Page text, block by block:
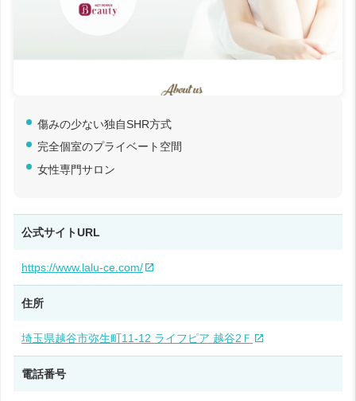
傷みの少ない独自SHR方式
完全個室のプライベート空間
女性専門サロン
公式サイトURL
https://www.lalu-ce.com/
住所
埼玉県越谷市弥生町11-12 ライフピア 越谷2Ｆ
電話番号